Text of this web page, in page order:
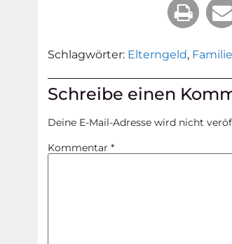
Schlagwörter: Elterngeld,
Schreibe einen
Deine E-Mail-Adresse wird nicht
Kommentar*